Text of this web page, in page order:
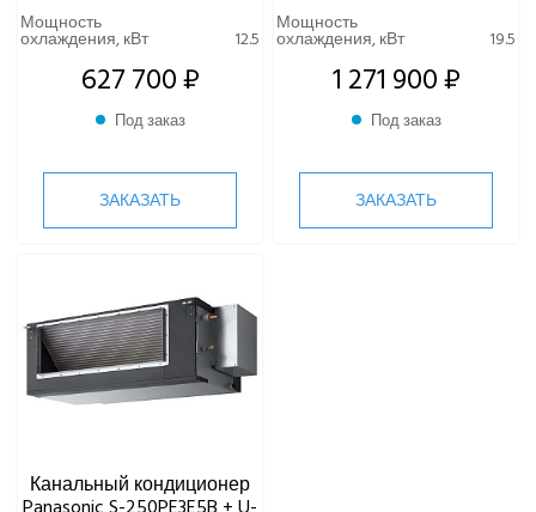
КОМПРЕССОРНО-КОНДЕНСАТОРНЫЕ БЛОКИ
Мощность
охлаждения, кВт 12.5
627 700 ₽
Под заказ
ЗАКАЗАТЬ
Мощность
охлаждения, кВт 19.5
1 271 900 ₽
Под заказ
ЗАКАЗАТЬ
Канальный кондиционер